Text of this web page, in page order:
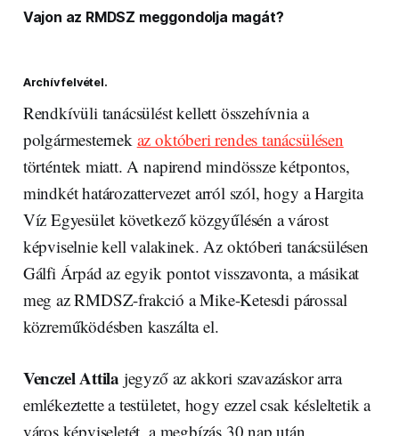
Vajon az RMDSZ meggondolja magát?
Archív felvétel.
Rendkívüli tanácsülést kellett összehívnia a
polgármesternek az októberi rendes tanácsülésen
történtek miatt. A napirend mindössze kétpontos,
mindkét határozattervezet arról szól, hogy a Hargita
Víz Egyesület következő közgyűlésén a várost
képviselnie kell valakinek. Az októberi tanácsülésen
Gálfi Árpád az egyik pontot visszavonta, a másikat
meg az RMDSZ-frakció a Mike-Ketesdi párossal
közreműködésben kaszálta el.
Venczel Attila jegyző az akkori szavazáskor arra
emlékeztette a testületet, hogy ezzel csak késleltetik a
város képviseletét, a megbízás 30 nap után